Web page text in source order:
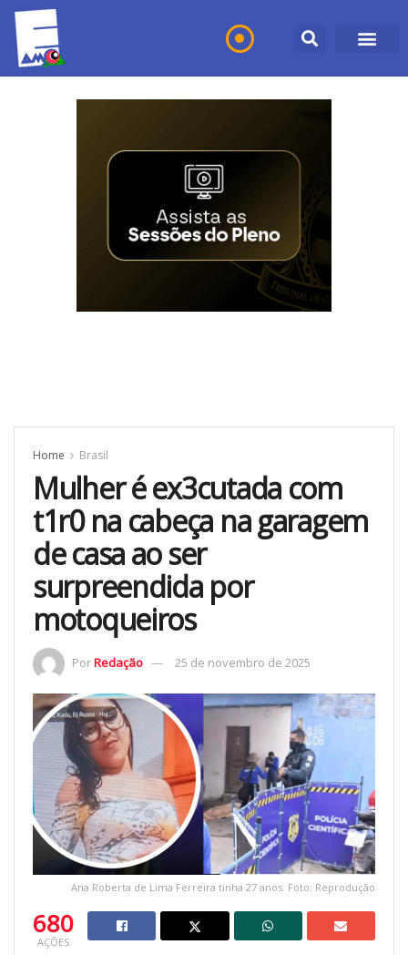
Home Brasil
Mulher é ex3cutada com
t1r0 na cabeça na garagem
de casa ao ser
surpreendida por
motoqueiros
PorRedação 25 de novembro de 2025
Ana Roberta de Lima Ferreira tinha 27 anos. Foto: Reprodução
680
AÇÕES